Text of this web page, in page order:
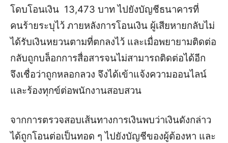
โดบโอนเงิน 13,473 บาท ไปยังบัญชีธนาคารที่
คนร้ายระบุไว้ ภายหลังการโอนเงิน ผู้เสียหายกลับไม่
ได้รับเงินหยวนตามที่ตกลงไว้ และเมื่อพยายามติดต่อ
กลับถูกบล็อกการสื่อสารจนไม่สามารถติดต่อได้อีก
จึงเชื่อว่าถูกหลอกลวง จึงได้เข้าแจ้งความออนไลน์
และร้องทุกข์ต่อพนักงานสอบสวน
จากการตรวจสอบเส้นทางการเงินพบว่าเงินดังกล่าว
ได้ถูกโอนต่อเป็นทอด ๆ ไปยังบัญชีของผู้ต้องหา และ